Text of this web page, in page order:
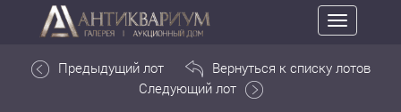
Toggle
navigation
Предыдущий лот
Вернуться к списку лотов
Следующий лот